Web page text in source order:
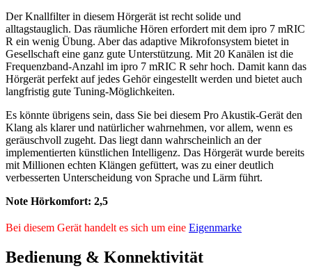
Der Knallfilter in diesem Hörgerät ist recht solide und
alltagstauglich. Das räumliche Hören erfordert mit dem ipro 7 mRIC
R ein wenig Übung. Aber das adaptive Mikrofonsystem bietet in
Gesellschaft eine ganz gute Unterstützung. Mit 20 Kanälen ist die
Frequenzband-Anzahl im ipro 7 mRIC R sehr hoch. Damit kann das
Hörgerät perfekt auf jedes Gehör eingestellt werden und bietet auch
langfristig gute Tuning-Möglichkeiten.
Es könnte übrigens sein, dass Sie bei diesem Pro Akustik-Gerät den
Klang als klarer und natürlicher wahrnehmen, vor allem, wenn es
geräuschvoll zugeht. Das liegt dann wahrscheinlich an der
implementierten künstlichen Intelligenz. Das Hörgerät wurde bereits
mit Millionen echten Klängen gefüttert, was zu einer deutlich
verbesserten Unterscheidung von Sprache und Lärm führt.
Note Hörkomfort: 2,5
Bei diesem Gerät handelt es sich um eine Eigenmarke
Bedienung & Konnektivität